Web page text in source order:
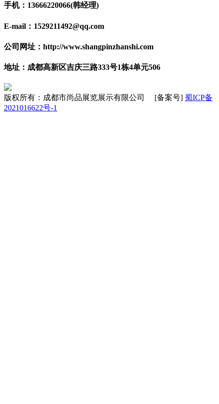
手机：13666220066(韩经理)
E-mail：1529211492@qq.com
公司网址：http://www.shangpinzhanshi.com
地址：成都高新区吉庆三路333号1栋4单元506
版权所有：成都市尚品展览展示有限公司 [备案号] 蜀ICP备
2021016622号-1